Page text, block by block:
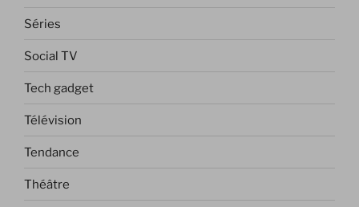
Séries
Social TV
Tech gadget
Télévision
Tendance
Théâtre